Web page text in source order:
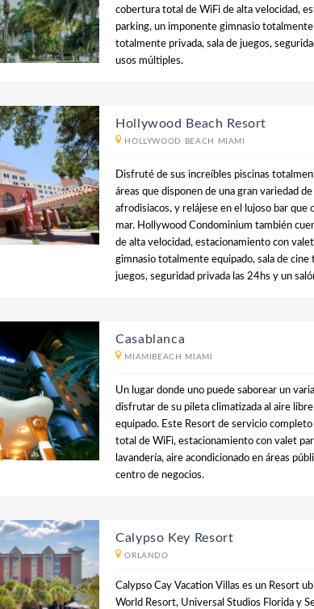
cobertura total de WiFi de alta velocidad,
parking, un imponente gimnasio totalmente
totalmente privada, sala de juegos,
usos múltiples.
Hollywood Beach Resort
HOLLYWOOD BEACH MIAMI
Disfruté de sus increíbles piscinas
áreas que disponen de una gran variedad
afrodisiacos, y relájese en el lujoso bar que
mar. Hollywood Condominium también
de alta velocidad, estacionamiento con
gimnasio totalmente equipado, sala de cine
juegos, seguridad privada las 24hs y un
Casablanca
MIAMIBEACH MIAMI
Un lugar donde uno puede saborear un
disfrutar de su pileta climatizada al aire
equipado. Este Resort de servicio
total de WiFi, estacionamiento con valet
lavandería, aire acondicionado en áreas
centro de negocios.
Calypso Key Resort
ORLANDO
Calypso Cay Vacation Villas es un Resort
World Resort, Universal Studios Florida y